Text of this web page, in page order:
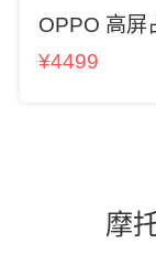
OPPO 高屏
¥4499
摩